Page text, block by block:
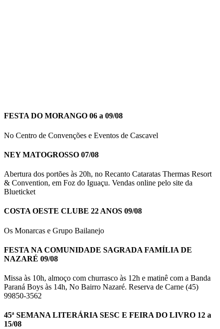
FESTA DO MORANGO 06 a 09/08
No Centro de Convenções e Eventos de Cascavel
NEY MATOGROSSO 07/08
Abertura dos portões às 20h, no Recanto Cataratas Thermas Resort
& Convention, em Foz do Iguaçu. Vendas online pelo site da
Blueticket
COSTA OESTE CLUBE 22 ANOS 09/08
Os Monarcas e Grupo Bailanejo
FESTA NA COMUNIDADE SAGRADA FAMÍLIA DE
NAZARÉ 09/08
Missa às 10h, almoço com churrasco às 12h e matinê com a Banda
Paraná Boys às 14h, No Bairro Nazaré. Reserva de Carne (45)
99850-3562
45ª SEMANA LITERÁRIA SESC E FEIRA DO LIVRO 12 a
15/08